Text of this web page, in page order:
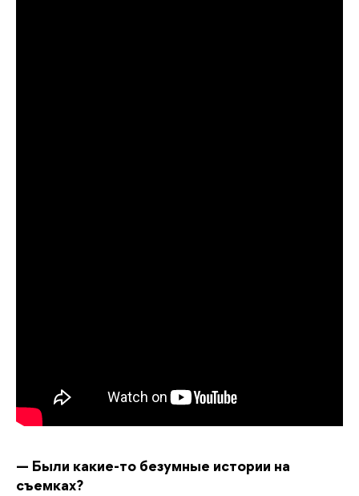
— Были какие-то безумные истории на
съемках?